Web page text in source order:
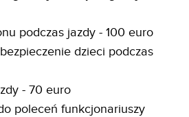
podczas jazdy - 100 euro
dzieci podczas
- 70 euro
poleceń funkcjonariuszy